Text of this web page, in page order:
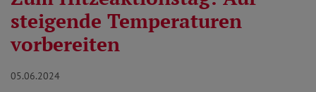
steigende Temperaturen
vorbereiten
05.06.2024